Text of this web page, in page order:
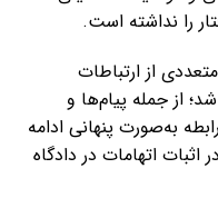
را نداشته است.
از ارتباطات
از جمله پیام‌ها و
به‌صورت پنهانی ادامه
اتهامات در دادگاه